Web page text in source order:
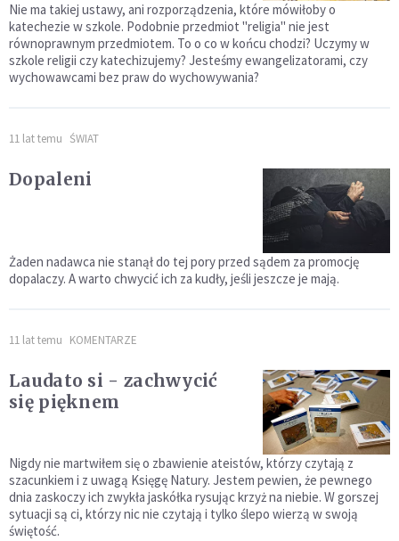
Nie ma takiej ustawy, ani rozporządzenia, które mówiłoby o
katechezie w szkole. Podobnie przedmiot "religia" nie jest
równoprawnym przedmiotem. To o co w końcu chodzi? Uczymy w
szkole religii czy katechizujemy? Jesteśmy ewangelizatorami, czy
wychowawcami bez praw do wychowywania?
11 lat temu ŚWIAT
Dopaleni
Żaden nadawca nie stanął do tej pory przed sądem za promocję
dopalaczy. A warto chwycić ich za kudły, jeśli jeszcze je mają.
11 lat temu KOMENTARZE
Laudato si - zachwycić
się pięknem
Nigdy nie martwiłem się o zbawienie ateistów, którzy czytają z
szacunkiem i z uwagą Księgę Natury. Jestem pewien, że pewnego
dnia zaskoczy ich zwykła jaskółka rysując krzyż na niebie. W gorszej
sytuacji są ci, którzy nic nie czytają i tylko ślepo wierzą w swoją
świętość.